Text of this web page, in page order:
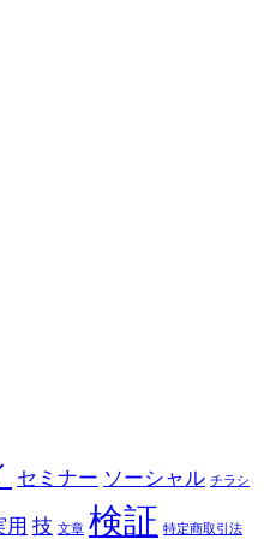
セミナー ソーシャル チラシ
用 技 文章 検証 特定商取引法